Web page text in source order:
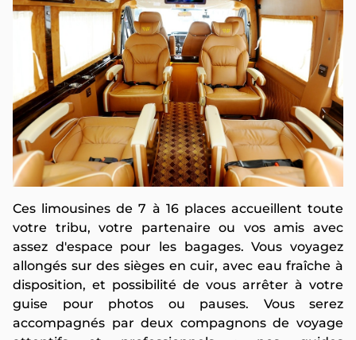
Ces limousines de 7 à 16 places accueillent toute
votre tribu, votre partenaire ou vos amis avec
assez d'espace pour les bagages. Vous voyagez
allongés sur des sièges en cuir, avec eau fraîche à
disposition, et possibilité de vous arrêter à votre
guise pour photos ou pauses. Vous serez
accompagnés par deux compagnons de voyage